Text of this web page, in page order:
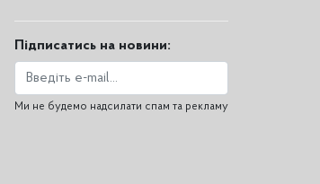
Підписатись на новини:
Ми не будемо надсилати спам та рекламу